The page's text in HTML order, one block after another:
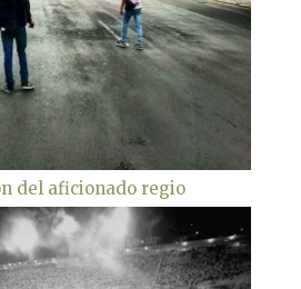
del aficionado regio